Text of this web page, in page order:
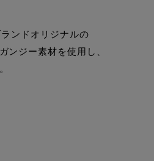
ンドオリジナルの
ンジー素材を使用し、